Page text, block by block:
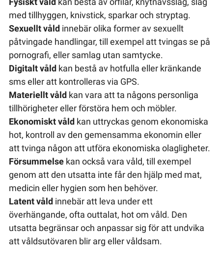
med tillhyggen, knivstick, sparkar och stryptag.
Sexuellt våldinnebär olika former av sexuellt
påtvingade handlingar, till exempel att tvingas se på
pornografi, eller samlag utan samtycke.
Digitalt våldkan bestå av hotfulla eller kränkande
sms eller att kontrolleras via GPS.
Materiellt våldkan vara att ta någons personliga
tillhörigheter eller förstöra hem och möbler.
Ekonomiskt våldkan uttryckas genom ekonomiska
hot, kontroll av den gemensamma ekonomin eller
att tvinga någon att utföra ekonomiska olagligheter.
Försummelsekan också vara våld, till exempel
genom att den utsatta inte får den hjälp med mat,
medicin eller hygien som hen behöver.
Latent våldinnebär att leva under ett
överhängande, ofta outtalat, hot om våld. Den
utsatta begränsar och anpassar sig för att undvika
att våldsutövaren blir arg eller våldsam.